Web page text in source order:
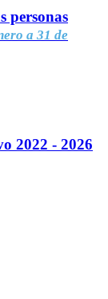
personas
a 31 de
2022 - 2026